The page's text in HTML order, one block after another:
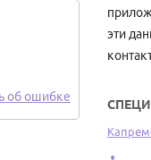
об ошибке
эти